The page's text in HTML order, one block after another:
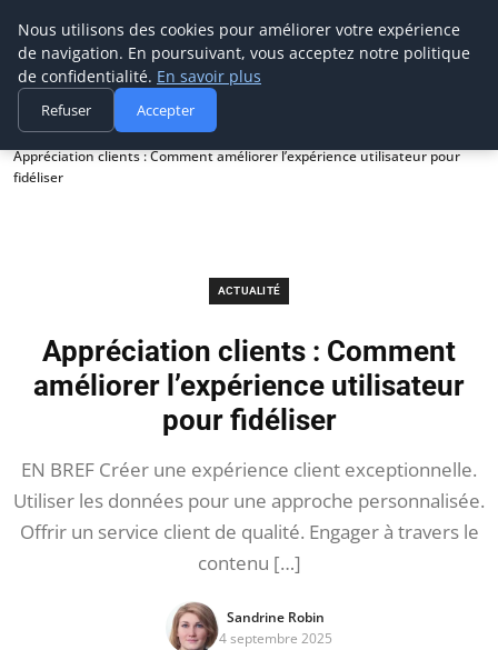
Prospection Pro
Accueil
Actualité
Appréciation clients : Comment améliorer l’expérience utilisateur pour
fidéliser
ACTUALITÉ
Appréciation clients : Comment
améliorer l’expérience utilisateur
pour fidéliser
EN BREF Créer une expérience client exceptionnelle.
Utiliser les données pour une approche personnalisée.
Offrir un service client de qualité. Engager à travers le
contenu […]
Sandrine Robin
4 septembre 2025
Nous utilisons des cookies pour améliorer votre expérience
de navigation. En poursuivant, vous acceptez notre politique
de confidentialité. En savoir plus
Refuser Accepter